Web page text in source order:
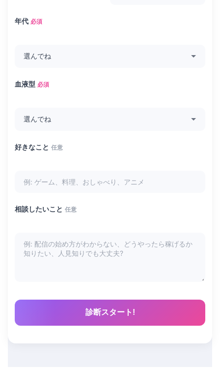
年代 必須
血液型 必須
好きなこと 任意
相談したいこと 任意
診断スタート!